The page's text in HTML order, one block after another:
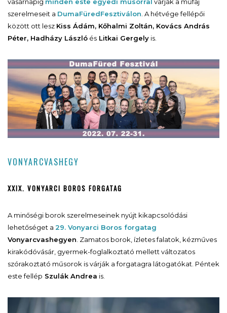
szerelmeseit a DumaFüredFesztiválon . A hétvége fellépői
között ott lesz Kiss Ádám, Kőhalmi Zoltán, Kovács András
Péter, Hadházy László és Litkai Gergely is.
VONYARCVASHEGY
XXIX. VONYARCI BOROS FORGATAG
A minőségi borok szerelmeseinek nyújt kikapcsolódási
lehetőséget a 29. Vonyarci Boros forgatag
Vonyarcvashegyen . Zamatos borok, ízletes falatok, kézműves
kirakódóvásár, gyermek-foglalkoztató mellett változatos
szórakoztató műsorok is várják a forgatagra látogatókat. Péntek
este fellép Szulák Andrea is.